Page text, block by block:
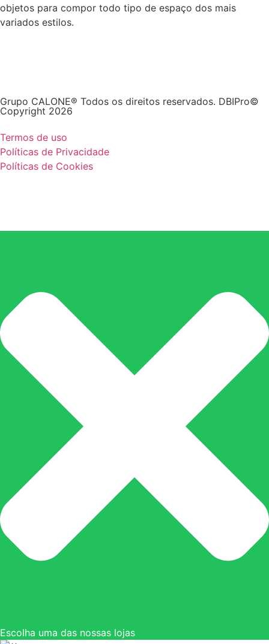
objetos para compor todo tipo de espaço dos mais
variados estilos.
Grupo CALONE® Todos os direitos reservados. DBIPro©
Copyright 2026
Termos de uso
Políticas de Privacidade
Políticas de Cookies
Escolha uma das nossas lojas